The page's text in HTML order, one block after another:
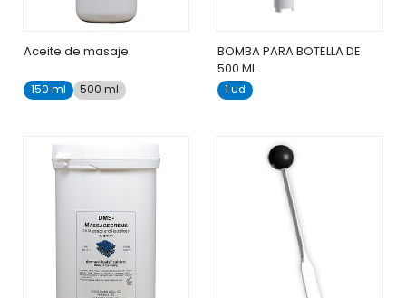
Aceite de masaje
150 ml 500 ml
BOMBA PARA BOTELLA DE
500 ML
1 ud